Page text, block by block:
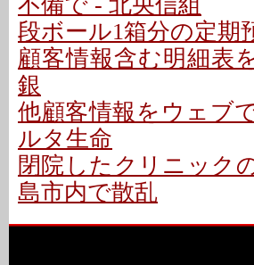
段ボール1箱分の定期
顧客情報含む明細表
銀
他顧客情報をウェブ
ルタ生命
閉院したクリニック
島市内で散乱